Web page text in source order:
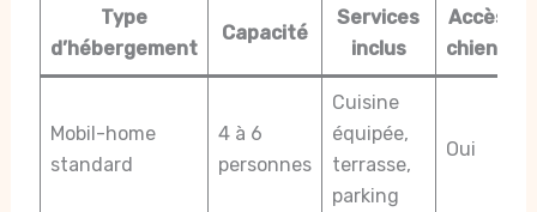
Type
d’hébergement
Capacité
Services
inclus
Accès
chiens
Mobil-home
standard
4 à 6
personnes
Cuisine
équipée,
terrasse,
parking
Oui